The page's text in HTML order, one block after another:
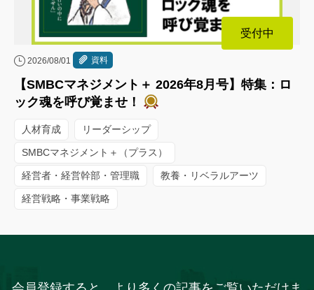
受付中
2026/08/01 資料
【SMBCマネジメント＋ 2026年8月号】特集：ロ
ック魂を呼び覚ませ！
人材育成 リーダーシップ
SMBCマネジメント＋（プラス）
経営者・経営幹部・管理職 教養・リベラルアーツ
経営戦略・事業戦略